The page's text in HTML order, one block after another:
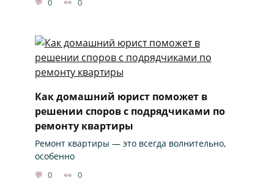
0 0
Как домашний юрист поможет в
решении споров с подрядчиками по
ремонту квартиры
Ремонт квартиры — это всегда волнительно,
особенно
0 0